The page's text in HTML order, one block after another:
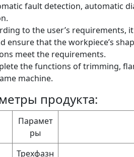
fault detection, automatic
to the user’s requirements,
ensure that the workpiece’s
meet the requirements.
the functions of trimming,
machine.
продукта:
Парамет
ры
Трехфазн